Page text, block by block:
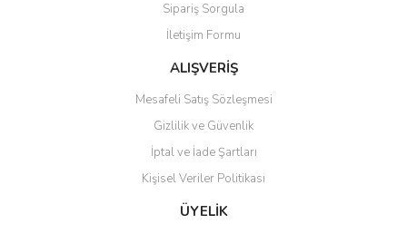
Ürün bilgilerinde hatalar bulunuyor.
Ürün fiyatı diğer sitelerden daha pahalı.
Bu ürüne benzer farklı alternatifler olmalı.
Gönder
Sipariş Sorgula
İletişim Formu
ALIŞVERİŞ
Mesafeli Satış Sözleşmesi
Gizlilik ve Güvenlik
İptal ve İade Şartları
Kişisel Veriler Politikası
ÜYELİK